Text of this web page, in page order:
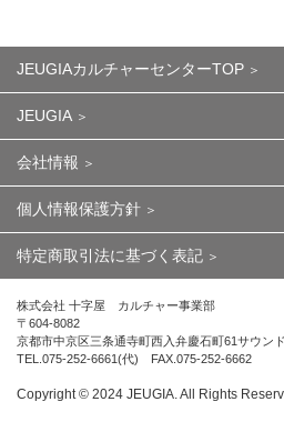
JEUGIAカルチャーセンターTOP
JEUGIA
会社情報
個人情報保護方針
特定商取引法に基づく表記
株式会社 十字屋 カルチャー事業部
〒604-8082
京都市中京区三条通寺町西入弁慶石町61サウン
TEL.075-252-6661(代) FAX.075-252-6662
Copyright ©︎ 2024 JEUGIA. All Rights